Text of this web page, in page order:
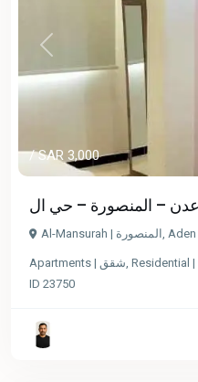
Previous
/ SAR 3,000
Al-Mansurah | المنصورة
Apartments | شقق
ID 23750